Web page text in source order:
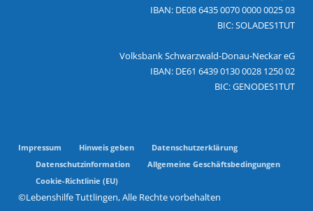
IBAN: DE08 6435 0070 0000 0025 03
BIC: SOLADES1TUT
Volksbank Schwarzwald-Donau-Neckar eG
IBAN: DE61 6439 0130 0028 1250 02
BIC: GENODES1TUT
Impressum Hinweis geben
Datenschutzerklärung
Datenschutzinformation
Allgemeine Geschäftsbedingungen
Cookie-Richtlinie (EU)
©Lebenshilfe Tuttlingen, Alle Rechte vorbehalten